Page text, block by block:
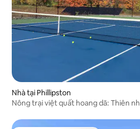
Nhà tại Phillipston
Nông trại việt quất hoang dã: Thiên